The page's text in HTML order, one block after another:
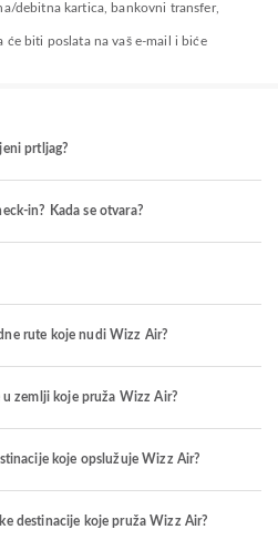
debitna kartica, bankovni transfer,
će biti poslata na vaš e-mail i biće
prtljag?
in? Kada se otvara?
rute koje nudi Wizz Air?
zemlji koje pruža Wizz Air?
koje opslužuje Wizz Air?
destinacije koje pruža Wizz Air?